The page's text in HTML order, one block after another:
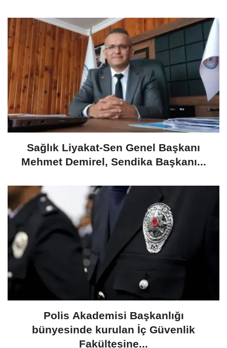
​Sağlık Liyakat-Sen Genel Başkanı
Mehmet Demirel, Sendika Başkanı...
Polis Akademisi Başkanlığı
bünyesinde kurulan İç Güvenlik
Fakültesine...